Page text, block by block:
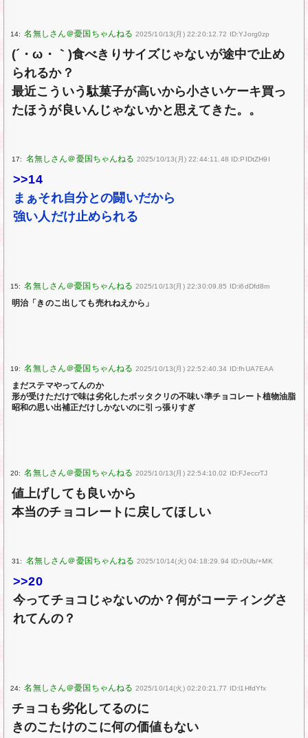
14: 2025/10/13(月) 22:20:12.72 ID:YJorg0zp
(´・ω・｀)食べきりサイズじゃないが途中で止め
られるか？
最近こういう駄菓子が高いから小さいケーキ買っ
たほうが良いんじゃないかと思えてきた。。
17: 2025/10/13(月) 22:44:11.48 ID:PIDtZH9I
>>14
まぁそれ自分との闘いだから
強い人だけ止められる
15: 2025/10/13(月) 22:30:09.85 ID:i6dDfd8m
明治「きのこ出しても売れねえから」
19: 2025/10/13(月) 22:52:40.34 ID:fhUA7EAA
まだステマやってんのか
形が受けただけで味は劣化したボッタクリの不味い準チョコレート植物油脂
昭和の思い出補正だけしかないのに引っ張りすぎ
20: 2025/10/13(月) 22:54:10.02 ID:FJeccrTJ
値上げしても良いから
本当のチョコレートに戻してほしい
31: 2025/10/14(火) 04:18:29.94 ID:r0Ub/+MK
>>20
今ってチョコじゃないのか？何がコーティングさ
れてんの？
24: 2025/10/14(火) 02:20:21.77 ID:l1HfdYfx
チョコも劣化してるのに
きのこたけのこに何の価値もない